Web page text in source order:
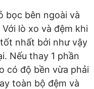
bọc bên ngoài và
lò xo và đệm khi
nhất bởi như vậy
Nếu thay 1 phần
có độ bền vừa phải
toàn bộ đệm và